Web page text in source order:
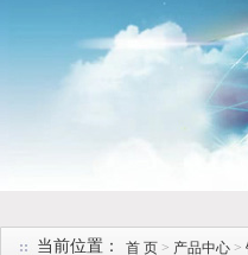
当前位置： 首 页 > 产品中心 >